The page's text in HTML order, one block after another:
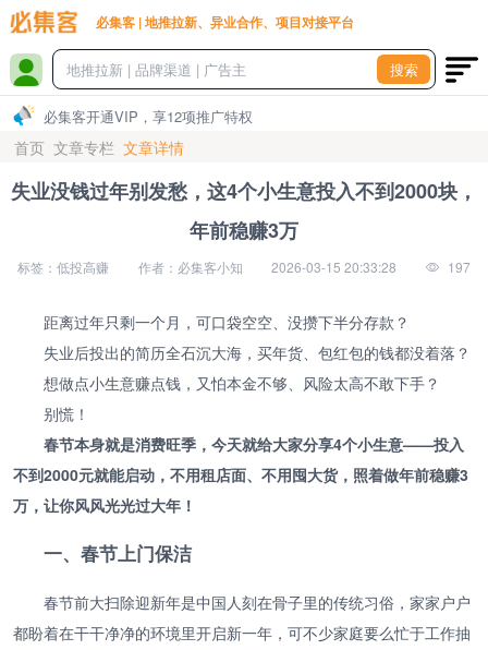
必集客 | 地推拉新、异业合作、项目对接平台
搜索
必集客开通VIP，享12项推广特权
首页 文章专栏 文章详情
失业没钱过年别发愁，这4个小生意投入不到2000块，
年前稳赚3万
标签：低投高赚 作者：必集客小知 2026-03-15 20:33:28 197
距离过年只剩一个月，可口袋空空、没攒下半分存款？
失业后投出的简历全石沉大海，买年货、包红包的钱都没着落？
想做点小生意赚点钱，又怕本金不够、风险太高不敢下手？
别慌！
春节本身就是消费旺季，今天就给大家分享4个小生意——投入
不到2000元就能启动，不用租店面、不用囤大货，照着做年前稳赚3
万，让你风风光光过大年！
一、春节上门保洁
春节前大扫除迎新年是中国人刻在骨子里的传统习俗，家家户户
都盼着在干干净净的环境里开启新一年，可不少家庭要么忙于工作抽